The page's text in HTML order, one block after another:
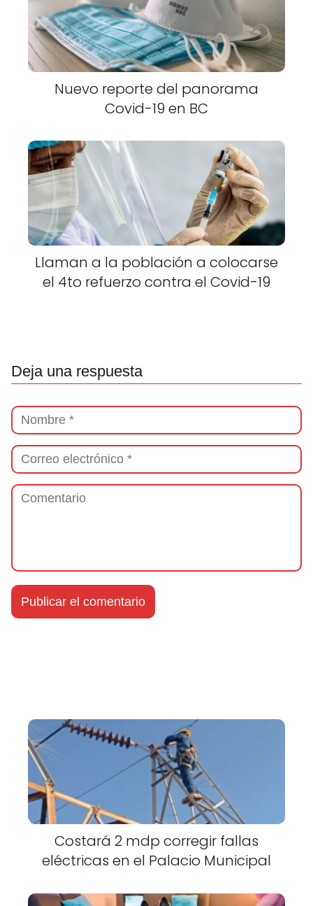
Nuevo reporte del panorama
Covid-19 en BC
Llaman a la población a colocarse
el 4to refuerzo contra el Covid-19
Deja una respuesta
Costará 2 mdp corregir fallas
eléctricas en el Palacio Municipal